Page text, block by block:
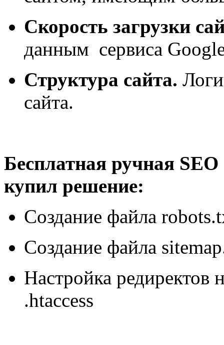
Скорость загрузки
данным сервиса
Структура сайта.
сайта.
Бесплатная ручная
купил решение:
Создание файла
Создание файла
Настройка редиректов
.htaccess